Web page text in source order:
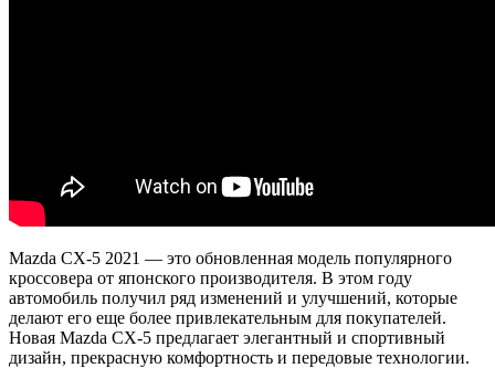
Mazda CX-5 2021 — это обновленная модель популярного
кроссовера от японского производителя. В этом году
автомобиль получил ряд изменений и улучшений, которые
делают его еще более привлекательным для покупателей.
Новая Mazda CX-5 предлагает элегантный и спортивный
дизайн, прекрасную комфортность и передовые технологии.